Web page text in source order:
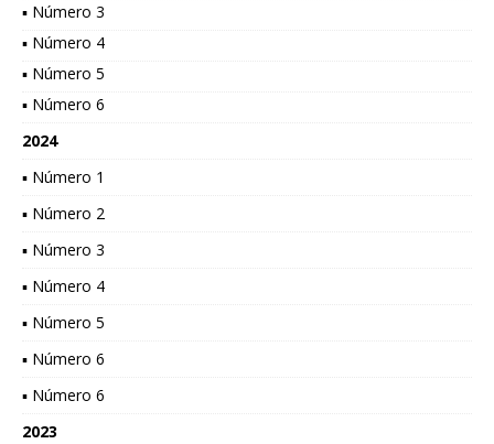
▪ Número 3
▪ Número 4
▪ Número 5
▪ Número 6
2024
▪ Número 1
▪ Número 2
▪ Número 3
▪ Número 4
▪ Número 5
▪ Número 6
▪ Número 6
2023